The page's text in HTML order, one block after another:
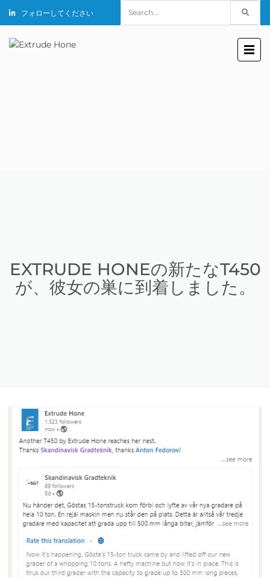
フォローしてください
for:
EXTRUDE HONEの新たなT450
が、彼女の巣に到着しました。